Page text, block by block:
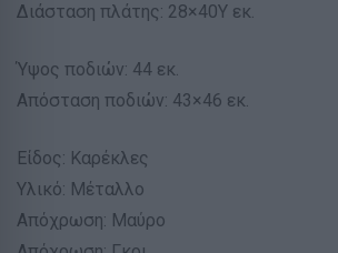
Διάσταση πλάτης: 28×40Υ εκ.
Ύψος ποδιών: 44 εκ.
Απόσταση ποδιών: 43×46 εκ.
Είδος: Καρέκλες
Υλικό: Μέταλλο
Απόχρωση: Μαύρο